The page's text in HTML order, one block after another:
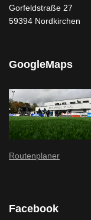
Gorfeldstraße 27
59394 Nordkirchen
GoogleMaps
Routenplaner
Facebook